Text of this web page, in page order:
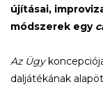
újításai,
módszerek egy
Az Ügy
daljátékának